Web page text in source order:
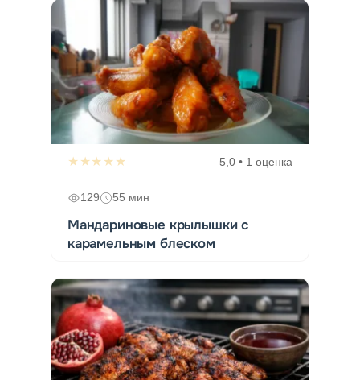
★★★★★ 5,0 • 1 оценка
129 55 мин
Мандариновые крылышки с
карамельным блеском